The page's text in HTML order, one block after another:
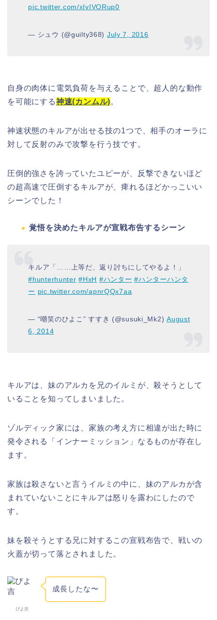
pic.twitter.com/xIvIVORup0
— シュウ (@guilty368) July 7, 2016
自身の肉体に電気負荷を与えることで、超人的な動作
を可能にする神速(カンムル)。
神速状態のキルアが出せる技の1つで、相手のオーラに
対して反射のみで攻撃を行う技です。
圧倒的強さを誇っていたユピーが、反撃できないほど
の超高速で圧倒するキルアが、痺れるほどかっこいい
シーンでした！
覚悟を決めたキルアが宣戦布告するシーン
キルア「……上等だ、返り討ちにしてやるよ！」
#hunterhunter #HxH #ハンター #ハンターハンタ
ー pic.twitter.com/apnrQQx7aa
— “嘲笑のひよこ” すすき (@susuki_Mk2)August
6, 2014
キルアは、妹のアルカを兄のイルミが、殺そうとして
いることを知ってしまいました。
ゾルディック家には、家族の考え方に相違が出た時に
発令される「インナーミッション」なるものが存在し
ます。
家族は殺さないと言うイルミの中に、妹のアルカが含
まれていないことにキルアは怒りを露わにしたので
す。
妹を殺そうとする兄に対するこの宣戦布告で、戦いの
火蓋が切って落とされました。
ぴよ吉
成長したな〜